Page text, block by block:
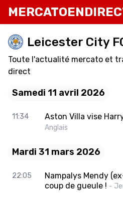
Leicester City
Toute l'actualité mercato et
direct
Samedi 11 avril 2026
11:34 Aston Villa vise
Anglais
Mardi 31 mars 2026
22:05
Nampalys Mendy
coup de gueule ! -